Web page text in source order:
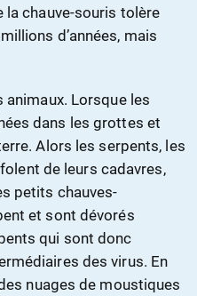
chauve-souris tolère
d’années, mais
animaux. Lorsque les
dans les grottes et
Alors les serpents, les
de leurs cadavres,
petits chauves-
et sont dévorés
qui sont donc
des virus. En
nuages de moustiques